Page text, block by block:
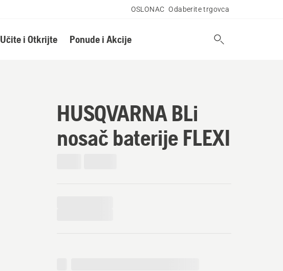
OSLONAC Odaberite trgovca
Učite i Otkrijte Ponude i Akcije
HUSQVARNA BLi
nosač baterije FLEXI